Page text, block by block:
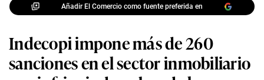
Añadir El Comercio como fuente preferida en
Indecopi impone más de 260
sanciones en el sector inmobiliario